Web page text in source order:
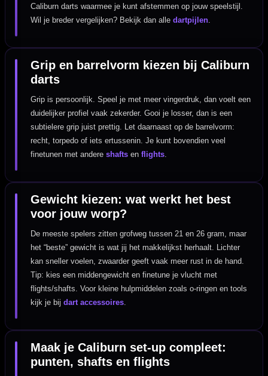
Caliburn darts waarmee je kunt afstemmen op jouw speelstijl.
Wil je breder vergelijken? Bekijk dan alledartpijlen.
Grip en barrelvorm kiezen bij Caliburn
darts
Grip is persoonlijk. Speel je met meer vingerdruk, dan voelt een
duidelijker profiel vaak zekerder. Gooi je losser, dan is een
subtielere grip juist prettig. Let daarnaast op de barrelvorm:
recht, torpedo of iets ertussenin. Je kunt bovendien veel
finetunen met andereshafts enflights.
Gewicht kiezen: wat werkt het best
voor jouw worp?
De meeste spelers zitten grofweg tussen 21 en 26 gram, maar
het “beste” gewicht is wat jij het makkelijkst herhaalt. Lichter
kan sneller voelen, zwaarder geeft vaak meer rust in de hand.
Tip: kies een middengewicht en finetune je vlucht met
flights/shafts. Voor kleine hulpmiddelen zoals o-ringen en tools
kijk je bijdart accessoires.
Maak je Caliburn set-up compleet:
punten, shafts en flights